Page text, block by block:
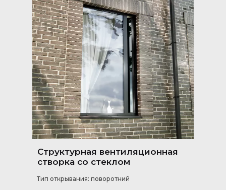
Структурная вентиляционная
створка со стеклом
Тип открывания: поворотний